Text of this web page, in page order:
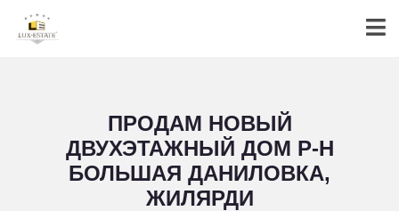
ПРОДАМ НОВЫЙ
ДВУХЭТАЖНЫЙ ДОМ Р-Н
БОЛЬШАЯ ДАНИЛОВКА,
ЖИЛЯРДИ